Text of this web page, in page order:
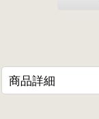
商品詳細